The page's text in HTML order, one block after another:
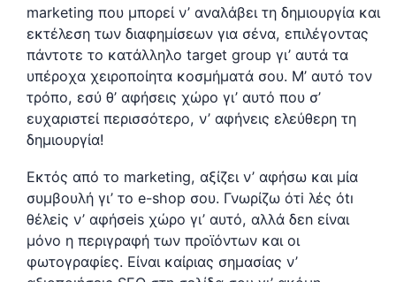
marketing που μπορεί ν’ αναλάβει τη δημιουργία και
εκτέλεση των διαφημίσεων για σένα, επιλέγοντας
πάντοτε το κατάλληλο target group γι’ αυτά τα
υπέροχα χειροποίητα κοσμήματά σου. Μ’ αυτό τον
τρόπο, εσύ θ’ αφήσεις χώρο γι’ αυτό που σ’
ευχαριστεί περισσότερο, ν’ αφήνεις ελεύθερη τη
δημιουργία!
Εκτός από τo marketing, αξίζει ν’ αφήσω και μία
συμβουλή γι’ τo e-shop σου. Γνωρίζω ότi λές όtı
θέλεiς ν’ αφήσeis χώρο γι’ αυτό, αλλά δεn είναι
μόνο η περιγραφή των προϊόντων και οι
φωτογραφίες. Είναι καίριας σημασίας ν’